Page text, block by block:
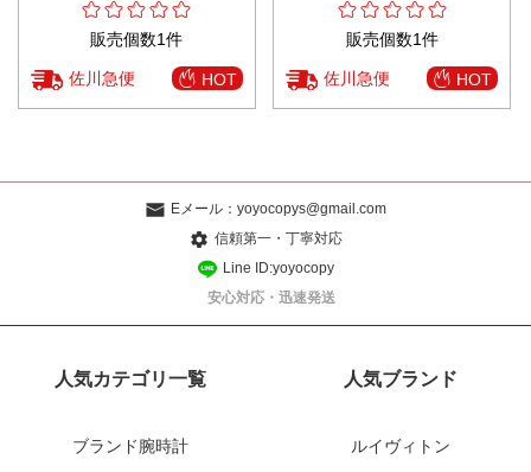
販売個数1件
佐川急便 HOT
販売個数1件
佐川急便 HOT
Eメール： yoyocopys@gmail.com
信頼第一・丁寧対応
Line ID:yoyocopy
安心対応・迅速発送
人気カテゴリ一覧
ブランド腕時計
人気ブランド
ルイヴィトン